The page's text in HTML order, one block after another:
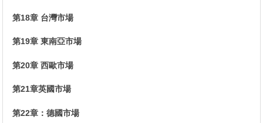
第18章 台灣市場
第19章 東南亞市場
第20章 西歐市場
第21章英國市場
第22章：德國市場